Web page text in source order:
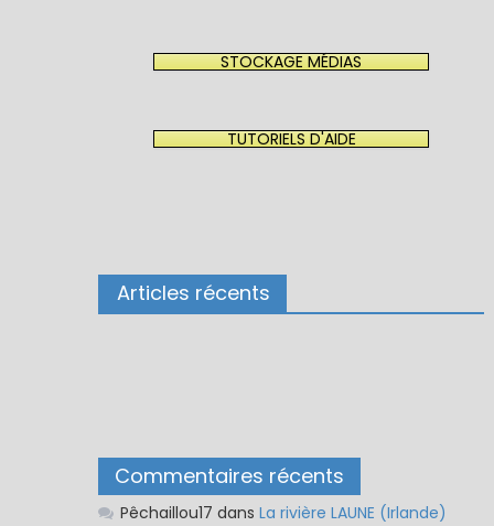
STOCKAGE MÉDIAS
TUTORIELS D'AIDE
Articles récents
Commentaires récents
Pêchaillou17 dans La rivière LAUNE (Irlande)